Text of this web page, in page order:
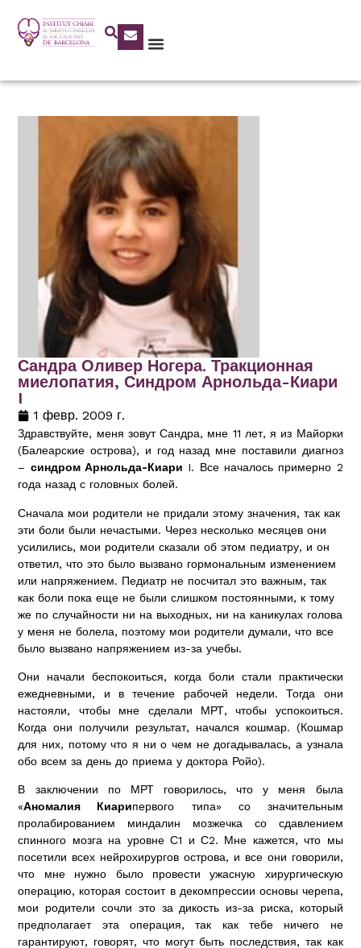
Сандра Оливер Ногера. Тракционная
миелопатия, Синдром Арнольда-Киари
I
1 февр. 2009 г.
Здравствуйте, меня зовут Сандра, мне 11 лет, я из Майорки
(Балеарские острова), и год назад мне поставили диагноз
– синдром Арнольда-Киари I. Все началось примерно 2
года назад с головных болей.
Сначала мои родители не придали этому значения, так как
эти боли были нечастыми. Через несколько месяцев они
усилились, мои родители сказали об этом педиатру, и он
ответил, что это было вызвано гормональным изменением
или напряжением. Педиатр не посчитал это важным, так
как боли пока еще не были слишком постоянными, к тому
же по случайности ни на выходных, ни на каникулах голова
у меня не болела, поэтому мои родители думали, что все
было вызвано напряжением из-за учебы.
Они начали беспокоиться, когда боли стали практически
ежедневными, и в течение рабочей недели. Тогда они
настояли, чтобы мне сделали МРТ, чтобы успокоиться.
Когда они получили результат, начался кошмар. (Кошмар
для них, потому что я ни о чем не догадывалась, а узнала
обо всем за день до приема у доктора Ройо).
В заключении по МРТ говорилось, что у меня была
«Аномалия Киарипервого типа» со значительным
пролабированием миндалин мозжечка со сдавлением
спинного мозга на уровне С1 и С2. Мне кажется, что мы
посетили всех нейрохирургов острова, и все они говорили,
что мне нужно было провести ужасную хирургическую
операцию, которая состоит в декомпрессии основы черепа,
мои родители сочли это за дикость из-за риска, который
предполагает эта операция, так как тебе ничего не
гарантируют, говорят, что могут быть последствия, так как